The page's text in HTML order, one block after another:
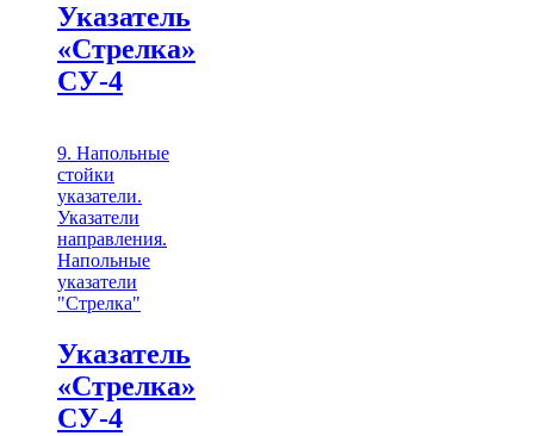
Указатель
«Стрелка»
СУ-4
9. Напольные
стойки
указатели.
Указатели
направления.
Напольные
указатели
"Стрелка"
Указатель
«Стрелка»
СУ-4